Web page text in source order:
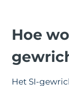
Hoe
Het SI-